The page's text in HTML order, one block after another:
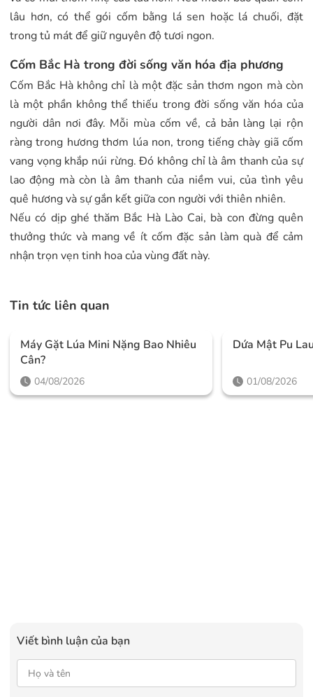
lâu hơn, có thể gói cốm bằng lá sen hoặc lá chuối, đặt
trong tủ mát để giữ nguyên độ tươi ngon.
Cốm Bắc Hà trong đời sống văn hóa địa phương
Cốm Bắc Hà không chỉ là một đặc sản thơm ngon mà còn
là một phần không thể thiếu trong đời sống văn hóa của
người dân nơi đây. Mỗi mùa cốm về, cả bản làng lại rộn
ràng trong hương thơm lúa non, trong tiếng chày giã cốm
vang vọng khắp núi rừng. Đó không chỉ là âm thanh của sự
lao động mà còn là âm thanh của niềm vui, của tình yêu
quê hương và sự gắn kết giữa con người với thiên nhiên.
Nếu có dịp ghé thăm Bắc Hà Lào Cai, bà con đừng quên
thưởng thức và mang về ít cốm đặc sản làm quà để cảm
nhận trọn vẹn tinh hoa của vùng đất này.
Tin tức liên quan
Máy Gặt Lúa Mini Nặng Bao Nhiêu
Cân?
04/08/2026
Dứa Mật Pu
01/08/2026
Viết bình luận của bạn